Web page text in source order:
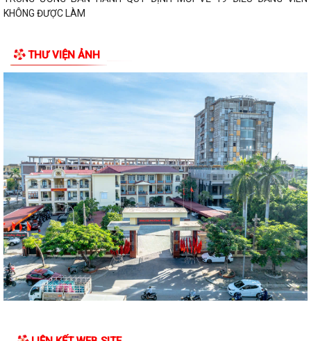
CHÚC MỪNG LIÊN ĐOÀN LAO ĐỘNG THÀNH PHỐ NHÂN...
nhiệm vụ phát triển kinh tế- xã...
PHƯỜNG HỒNG AN TỔ CHỨC LỄ THẮP NẾN TRI ÂN CÁC ANH HÙNG
LIỆT SĨ NHÂN KỶ NIỆM 79 NĂM NGÀY THƯƠNG BINH...
PHƯỜNG HỒNG AN ẤM ÁP CHƯƠNG TRÌNH KHÁM BỆNH, CẤP PHÁT
Phường Hồng An tổ chức đợt chi trả tiền bồi thường, hỗ trợ đối 67 hộ
gia đình có đất mộ thuộc Dự án...
UỶ BAN NHÂN DÂN PHƯỜNG HỒNG AN LÀM VIỆC VỚI MỘT SỐ DOANH
NGHIỆP TRÊN ĐỊA BÀN VỀ VIỆC THỰC HIỆN CHỈ...
PHƯỜNG HỒNG AN: ĐƯA CÔNG NGHỆ SỐ ĐẾN TẬN TAY NGƯỜI DÂN
TẠI 16 TỔ DÂN PHỐ – HƯỚNG TỚI CHÍNH QUYỀN SỐ...
PHƯỜNG HỒNG AN ĐẨY MẠNH TUYÊN TRUYỀN, HƯỞNG ỨNG GIẢI BÁO
THƯ VIỆN ẢNH